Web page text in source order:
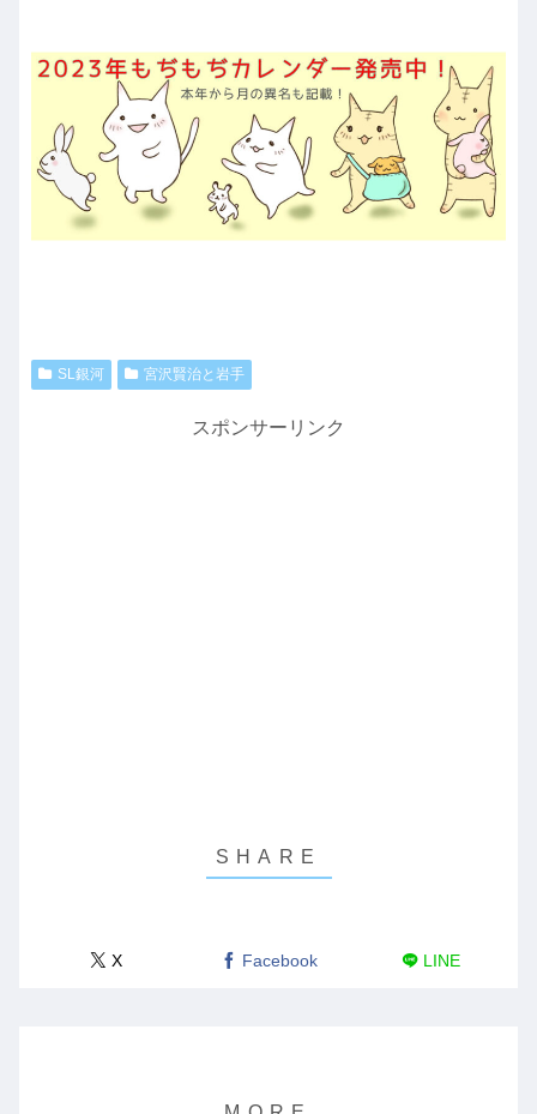
SL銀河 宮沢賢治と岩手
スポンサーリンク
X Facebook LINE